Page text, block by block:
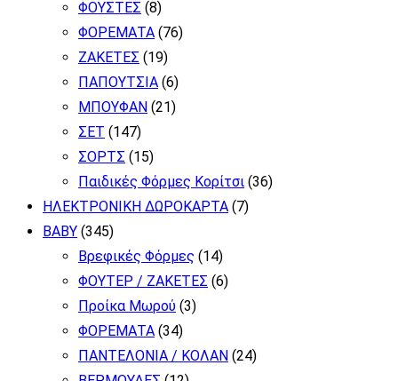
ΦΟΥΣΤΕΣ (8)
ΦΟΡΕΜΑΤΑ (76)
ΖΑΚΕΤΕΣ (19)
ΠΑΠΟΥΤΣΙΑ (6)
ΜΠΟΥΦΑΝ (21)
ΣΕΤ (147)
ΣΟΡΤΣ (15)
Παιδικές Φόρμες Κορίτσι (36)
ΗΛΕΚΤΡΟΝΙΚΗ ΔΩΡΟΚΑΡΤΑ (7)
BABY (345)
Βρεφικές Φόρμες (14)
ΦΟΥΤΕΡ / ΖΑΚΕΤΕΣ (6)
Προίκα Μωρού (3)
ΦΟΡΕΜΑΤΑ (34)
ΠΑΝΤΕΛΟΝΙΑ / ΚΟΛΑΝ (24)